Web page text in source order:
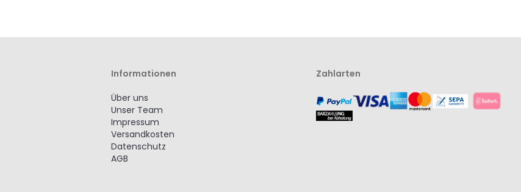
Informationen
Über uns
Unser Team
Impressum
Versandkosten
Datenschutz
AGB
Zahlarten